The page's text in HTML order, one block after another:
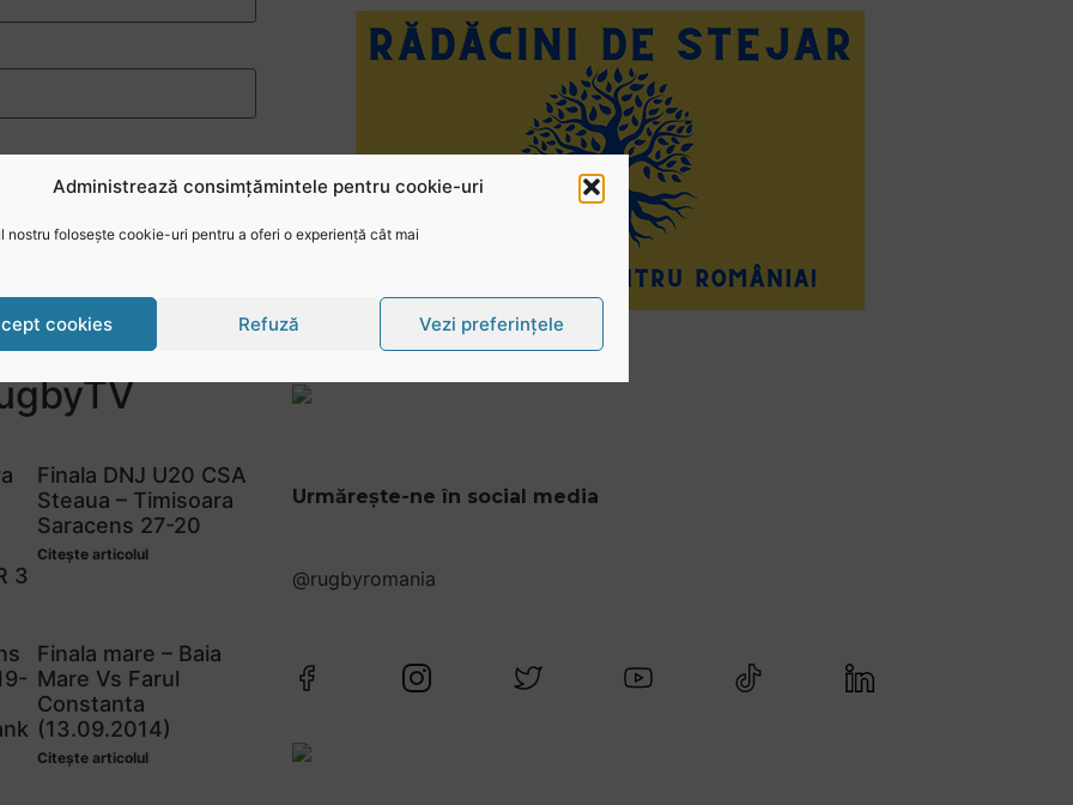
Administrează consimțămintele pentru cookie-uri
nostru folosește cookie-uri pentru a oferi o experiență cât mai
cookies Refuză Vezi preferințele
3
Finala DNJ U20 CSA
Steaua – Timisoara
Saracens 27-20
Citește articolul
Finala mare – Baia
Mare Vs Farul
Constanta
(13.09.2014)
Citește articolul
Urmărește-ne în social media
@rugbyromania